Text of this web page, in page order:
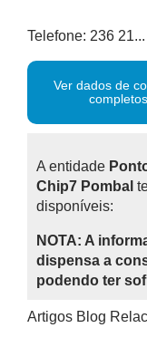
Telefone: 236 21...
Ver dados de
completos
A entidade
Chip7 Pombal
disponíveis:
NOTA: A
dispensa a
podendo ter
Artigos Blog